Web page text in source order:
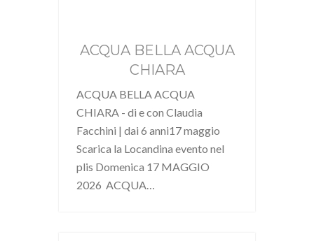
ACQUA BELLA ACQUA
CHIARA
ACQUA BELLA ACQUA
CHIARA - di e con Claudia
Facchini | dai 6 anni17 maggio
Scarica la Locandina evento nel
plis Domenica 17 MAGGIO
2026 ACQUA…